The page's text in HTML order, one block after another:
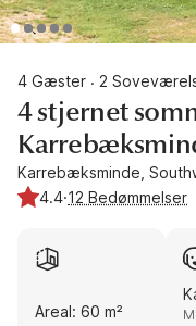
4 Gæster · 2
4 stjernet
Karrebæksminde,
4.4·12 Bedømmelser
Areal: 60 m²